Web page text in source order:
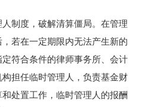
度，破解清算僵局。在管理
若在一定期限内无法产生新的
符合条件的律师事务所、会计
担任临时管理人，负责基金财
处置工作，临时管理人的报酬